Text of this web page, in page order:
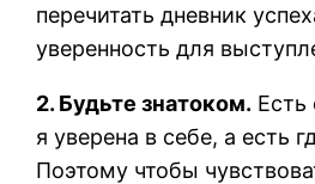
перечитать дневник
уверенность для
2. Будьте знатоком. Есть
я уверена в себе, а есть
Поэтому чтобы